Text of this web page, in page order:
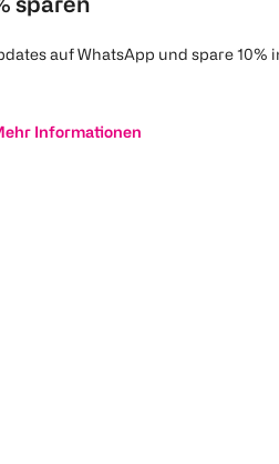
auf WhatsApp und spare 10%
Informationen